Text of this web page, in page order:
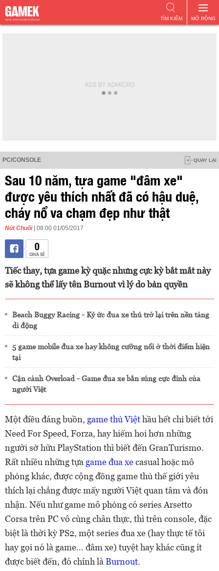
MỞ RỘNG
TÌM KIẾM
PC/CONSOLE QUAY LẠI
Sau 10 năm, tựa game "đâm xe"
được yêu thích nhất đã có hậu duệ,
cháy nổ va chạm đẹp như thật
Nút Chuối | 08:00 01/05/2017
0
CHIA SẺ
Tiếc thay, tựa game kỳ quặc nhưng cực kỳ bắt mắt này
sẽ không thể lấy tên Burnout vì lý do bản quyền
Beach Buggy Racing - Ký ức đua xe thú trở lại trên nền tảng
di động
5 game mobile đua xe hay không cưỡng nổi ở thời điểm hiện
tại
Cận cảnh Overload - Game đua xe bắn súng cực đỉnh của
người Việt
Một điều đáng buồn, game thủ Việthầu hết chỉ biết tới
Need For Speed, Forza, hay hiếm hoi hơn những
người sở hữu PlayStation thì biết đến GranTurismo.
Rất nhiều những tựa game đua xecasual hoặc mô
phỏng khác, được cộng đồng game thủ thế giới yêu
thích lại chẳng được mấy người Việt quan tâm và đón
nhận. Nếu như game mô phỏng có series Arsetto
Corsa trên PC vô cùng chân thực, thì trên console, đặc
biệt là thời kỳ PS2, một series đua xe (hay thực tế tôi
hay gọi nó là game… đâm xe) tuyệt hay khác cũng ít
được biết đến, đó chính là Burnout.